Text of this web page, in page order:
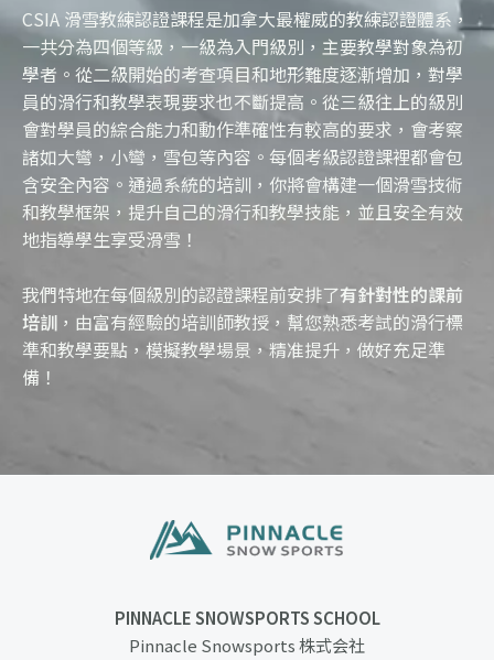
CSIA 滑雪教練認證課程是加拿大最權威的教練認證體系，
一共分為四個等級，一級為入門級別，主要教學對象為初
學者。從二級開始的考查項目和地形難度逐漸增加，對學
員的滑行和教學表現要求也不斷提高。從三級往上的級別
會對學員的綜合能力和動作準確性有較高的要求，會考察
諸如大彎，小彎，雪包等內容。每個考級認證課裡都會包
含安全內容。通過系統的培訓，你將會構建一個滑雪技術
和教學框架，提升自己的滑行和教學技能，並且安全有效
地指導學生享受滑雪！
我們特地在每個級別的認證課程前安排了有針對性的課前
培訓 ，由富有經驗的培訓師教授，幫您熟悉考試的滑行標
準和教學要點，模擬教學場景，精准提升，做好充足準
備！
PINNACLE SNOWSPORTS SCHOOL
Pinnacle Snowsports 株式会社